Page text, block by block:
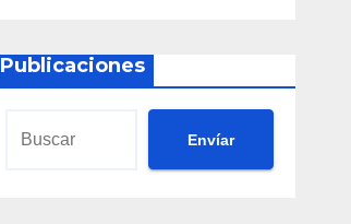
Publicaciones
Envíar